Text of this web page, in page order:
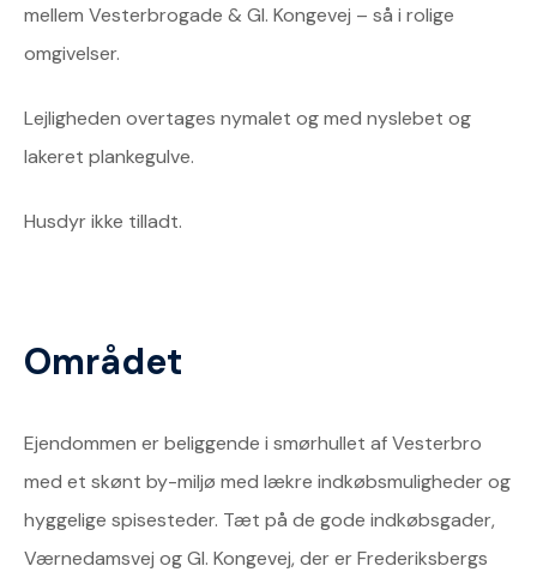
mellem Vesterbrogade & Gl. Kongevej – så i rolige
omgivelser.
Lejligheden overtages nymalet og med nyslebet og
lakeret plankegulve.
Husdyr ikke tilladt.
Området
Ejendommen er beliggende i smørhullet af Vesterbro
med et skønt by-miljø med lækre indkøbsmuligheder og
hyggelige spisesteder. Tæt på de gode indkøbsgader,
Værnedamsvej og Gl. Kongevej, der er Frederiksbergs